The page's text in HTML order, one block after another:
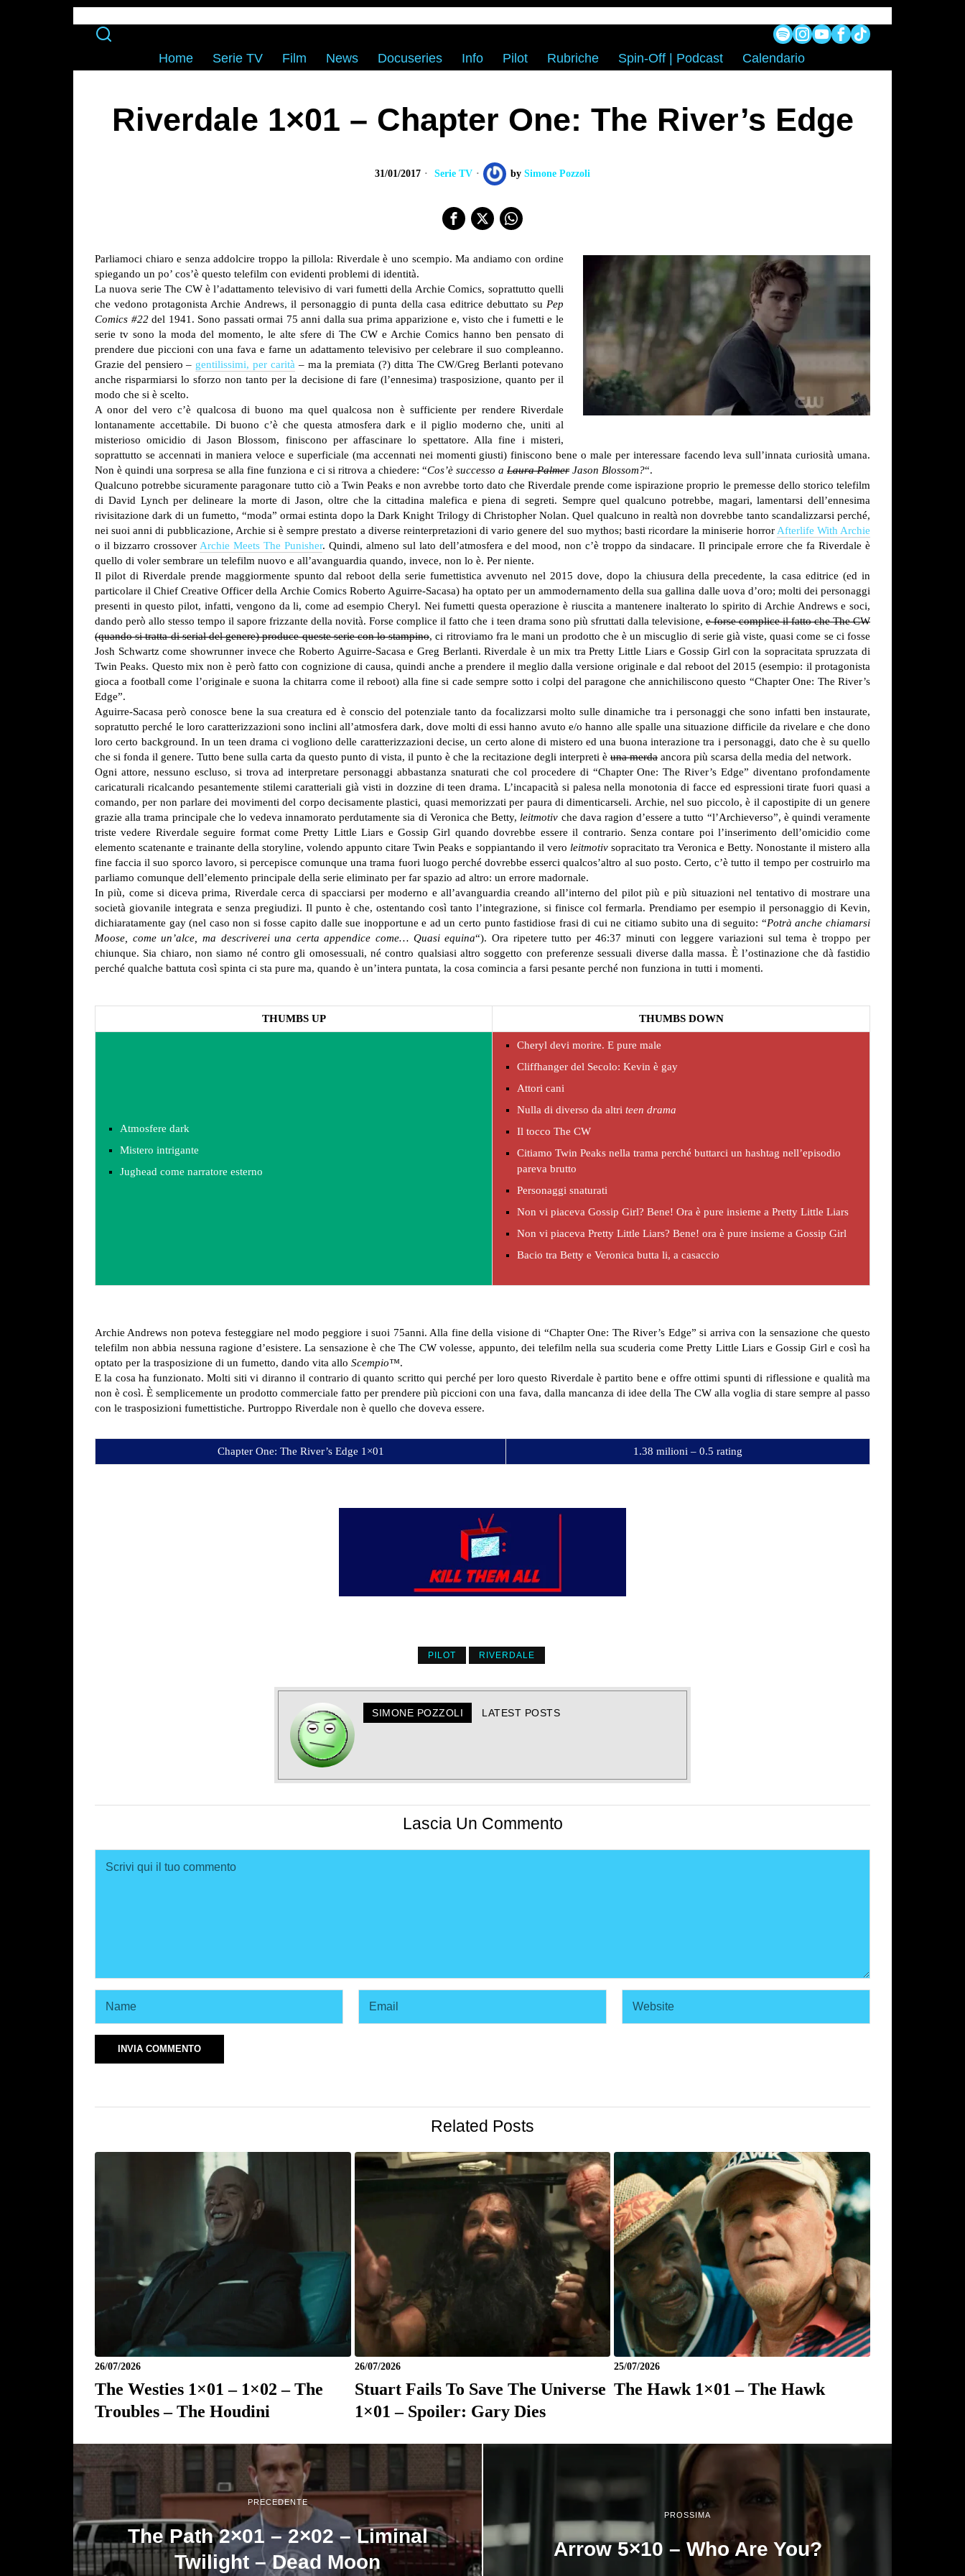
Home Serie TV Film News Docuseries Info Pilot Rubriche Spin-Off | Podcast Calendario
Riverdale 1×01 – Chapter One: The River’s Edge
31/01/2017 Serie TV by Simone Pozzoli
Parliamoci chiaro e senza addolcire troppo la pillola: Riverdale è uno scempio. Ma andiamo con ordine
spiegando un po’ cos’è questo telefilm con evidenti problemi di identità.
La nuova serie The CW è l’adattamento televisivo di vari fumetti della Archie Comics, soprattutto quelli
che vedono protagonista Archie Andrews, il personaggio di punta della casa editrice debuttato su Pep
Comics #22del 1941. Sono passati ormai 75 anni dalla sua prima apparizione e, visto che i fumetti e le
serie tv sono la moda del momento, le alte sfere di The CW e Archie Comics hanno ben pensato di
prendere due piccioni con una fava e farne un adattamento televisivo per celebrare il suo compleanno.
Grazie del pensiero – gentilissimi, per carità – ma la premiata (?) ditta The CW/Greg Berlanti potevano
anche risparmiarsi lo sforzo non tanto per la decisione di fare (l’ennesima) trasposizione, quanto per il
modo che si è scelto.
A onor del vero c’è qualcosa di buono ma quel qualcosa non è sufficiente per rendere Riverdale
lontanamente accettabile. Di buono c’è che questa atmosfera dark e il piglio moderno che, uniti al
misterioso omicidio di Jason Blossom, finiscono per affascinare lo spettatore. Alla fine i misteri,
soprattutto se accennati in maniera veloce e superficiale (ma accennati nei momenti giusti) finiscono bene o male per interessare facendo leva sull’innata curiosità umana.
Non è quindi una sorpresa se alla fine funziona e ci si ritrova a chiedere: “Cos’è successo a Laura Palmer Jason Blossom?“.
Qualcuno potrebbe sicuramente paragonare tutto ciò a Twin Peaks e non avrebbe torto dato che Riverdale prende come ispirazione proprio le premesse dello storico telefilm
di David Lynch per delineare la morte di Jason, oltre che la cittadina malefica e piena di segreti. Sempre quel qualcuno potrebbe, magari, lamentarsi dell’ennesima
rivisitazione dark di un fumetto, “moda” ormai estinta dopo la Dark Knight Trilogy di Christopher Nolan. Quel qualcuno in realtà non dovrebbe tanto scandalizzarsi perché,
nei suoi anni di pubblicazione, Archie si è sempre prestato a diverse reinterpretazioni di vario genere del suo mythos; basti ricordare la miniserie horror Afterlife With Archie
o il bizzarro crossover Archie Meets The Punisher. Quindi, almeno sul lato dell’atmosfera e del mood, non c’è troppo da sindacare. Il principale errore che fa Riverdale è
quello di voler sembrare un telefilm nuovo e all’avanguardia quando, invece, non lo è. Per niente.
Il pilot di Riverdale prende maggiormente spunto dal reboot della serie fumettistica avvenuto nel 2015 dove, dopo la chiusura della precedente, la casa editrice (ed in
particolare il Chief Creative Officer della Archie Comics Roberto Aguirre-Sacasa) ha optato per un ammodernamento della sua gallina dalle uova d’oro; molti dei personaggi
presenti in questo pilot, infatti, vengono da li, come ad esempio Cheryl. Nei fumetti questa operazione è riuscita a mantenere inalterato lo spirito di Archie Andrews e soci,
dando però allo stesso tempo il sapore frizzante della novità. Forse complice il fatto che i teen drama sono più sfruttati dalla televisione,e forse complice il fatto che The CW
(quando si tratta di serial del genere) produce queste serie con lo stampino, ci ritroviamo fra le mani un prodotto che è un miscuglio di serie già viste, quasi come se ci fosse
Josh Schwartz come showrunner invece che Roberto Aguirre-Sacasa e Greg Berlanti. Riverdale è un mix tra Pretty Little Liars e Gossip Girl con la sopracitata spruzzata di
Twin Peaks. Questo mix non è però fatto con cognizione di causa, quindi anche a prendere il meglio dalla versione originale e dal reboot del 2015 (esempio: il protagonista
gioca a football come l’originale e suona la chitarra come il reboot) alla fine si cade sempre sotto i colpi del paragone che annichiliscono questo “Chapter One: The River’s
Edge”.
Aguirre-Sacasa però conosce bene la sua creatura ed è conscio del potenziale tanto da focalizzarsi molto sulle dinamiche tra i personaggi che sono infatti ben instaurate,
sopratutto perché le loro caratterizzazioni sono inclini all’atmosfera dark, dove molti di essi hanno avuto e/o hanno alle spalle una situazione difficile da rivelare e che dono
loro certo background. In un teen drama ci vogliono delle caratterizzazioni decise, un certo alone di mistero ed una buona interazione tra i personaggi, dato che è su quello
che si fonda il genere. Tutto bene sulla carta da questo punto di vista, il punto è che la recitazione degli interpreti è una merda ancora più scarsa della media del network.
Ogni attore, nessuno escluso, si trova ad interpretare personaggi abbastanza snaturati che col procedere di “Chapter One: The River’s Edge” diventano profondamente
caricaturali ricalcando pesantemente stilemi caratteriali già visti in dozzine di teen drama. L’incapacità si palesa nella monotonia di facce ed espressioni tirate fuori quasi a
comando, per non parlare dei movimenti del corpo decisamente plastici, quasi memorizzati per paura di dimenticarseli. Archie, nel suo piccolo, è il capostipite di un genere
grazie alla trama principale che lo vedeva innamorato perdutamente sia di Veronica che Betty, leitmotiv che dava ragion d’essere a tutto “l’Archieverso”, è quindi veramente
triste vedere Riverdale seguire format come Pretty Little Liars e Gossip Girl quando dovrebbe essere il contrario. Senza contare poi l’inserimento dell’omicidio come
elemento scatenante e trainante della storyline, volendo appunto citare Twin Peaks e soppiantando il vero leitmotivsopracitato tra Veronica e Betty. Nonostante il mistero alla
fine faccia il suo sporco lavoro, si percepisce comunque una trama fuori luogo perché dovrebbe esserci qualcos’altro al suo posto. Certo, c’è tutto il tempo per costruirlo ma
parliamo comunque dell’elemento principale della serie eliminato per far spazio ad altro: un errore madornale.
In più, come si diceva prima, Riverdale cerca di spacciarsi per moderno e all’avanguardia creando all’interno del pilot più e più situazioni nel tentativo di mostrare una
società giovanile integrata e senza pregiudizi. Il punto è che, ostentando così tanto l’integrazione, si finisce col fermarla. Prendiamo per esempio il personaggio di Kevin,
dichiaratamente gay (nel caso non si fosse capito dalle sue inopportune e ad un certo punto fastidiose frasi di cui ne citiamo subito una di seguito: “Potrà anche chiamarsi
Moose, come un’alce, ma descriverei una certa appendice come… Quasi equina“). Ora ripetere tutto per 46:37 minuti con leggere variazioni sul tema è troppo per
chiunque. Sia chiaro, non siamo né contro gli omosessuali, né contro qualsiasi altro soggetto con preferenze sessuali diverse dalla massa. È l’ostinazione che dà fastidio
perché qualche battuta così spinta ci sta pure ma, quando è un’intera puntata, la cosa comincia a farsi pesante perché non funziona in tutti i momenti.
THUMBS UP THUMBS DOWN
Atmosfere dark
Mistero intrigante
Jughead come narratore esterno
Cheryl devi morire. E pure male
Cliffhanger del Secolo: Kevin è gay
Attori cani
Nulla di diverso da altri teen drama
Il tocco The CW
Citiamo Twin Peaks nella trama perché buttarci un hashtag nell’episodio
pareva brutto
Personaggi snaturati
Non vi piaceva Gossip Girl? Bene! Ora è pure insieme a Pretty Little Liars
Non vi piaceva Pretty Little Liars? Bene! ora è pure insieme a Gossip Girl
Bacio tra Betty e Veronica butta li, a casaccio
Archie Andrews non poteva festeggiare nel modo peggiore i suoi 75anni. Alla fine della visione di “Chapter One: The River’s Edge” si arriva con la sensazione che questo
telefilm non abbia nessuna ragione d’esistere. La sensazione è che The CW volesse, appunto, dei telefilm nella sua scuderia come Pretty Little Liars e Gossip Girl e così ha
optato per la trasposizione di un fumetto, dando vita allo Scempio™.
E la cosa ha funzionato. Molti siti vi diranno il contrario di quanto scritto qui perché per loro questo Riverdale è partito bene e offre ottimi spunti di riflessione e qualità ma
non è così. È semplicemente un prodotto commerciale fatto per prendere più piccioni con una fava, dalla mancanza di idee della The CW alla voglia di stare sempre al passo
con le trasposizioni fumettistiche. Purtroppo Riverdale non è quello che doveva essere.
Chapter One: The River’s Edge 1×01 1.38 milioni – 0.5 rating
PILOT RIVERDALE
SIMONE POZZOLI LATEST POSTS
Lascia Un Commento
Related Posts
26/07/2026
The Westies 1×01 – 1×02 – The
Troubles – The Houdini
26/07/2026
Stuart Fails To Save The Universe
1×01 – Spoiler: Gary Dies
25/07/2026
The Hawk 1×01 – The Hawk
PRECEDENTE
The Path 2×01 – 2×02 – Liminal
Twilight – Dead Moon
PROSSIMA
Arrow 5×10 – Who Are You?